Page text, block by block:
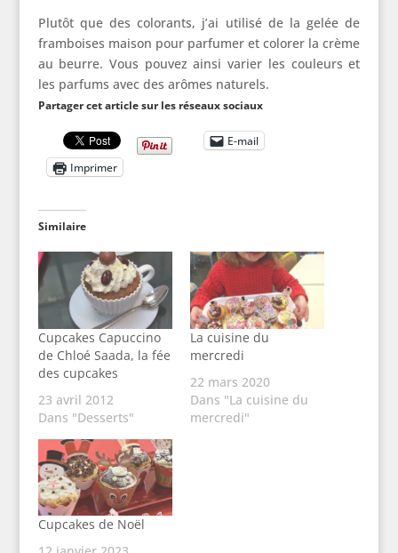
Plutôt que des colorants, j’ai utilisé de la gelée de
framboises maison pour parfumer et colorer la crème
au beurre. Vous pouvez ainsi varier les couleurs et
les parfums avec des arômes naturels.
Partager cet article sur les réseaux sociaux
E-mail
Imprimer
Similaire
Cupcakes Capuccino
de Chloé Saada, la fée
des cupcakes
23 avril 2012
Dans "Desserts"
La cuisine du
mercredi
22 mars 2020
Dans "La cuisine du
mercredi"
Cupcakes de Noël